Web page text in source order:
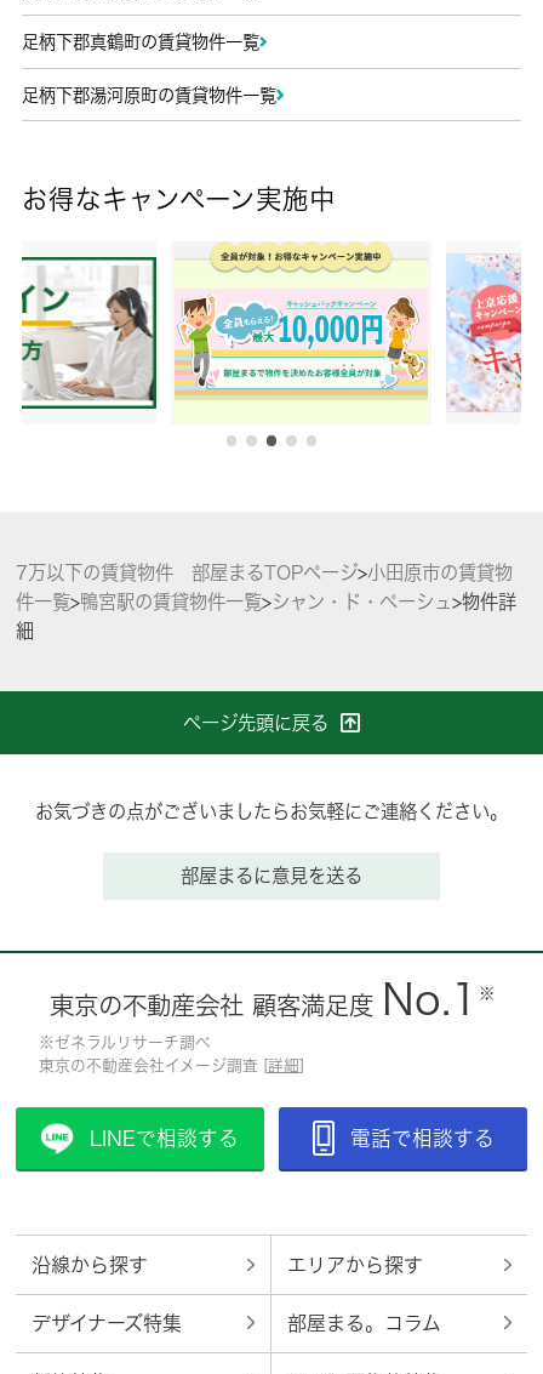
足柄下郡真鶴町の賃貸物件一覧
足柄下郡湯河原町の賃貸物件一覧
お得なキャンペーン実施中
7万以下の賃貸物件 部屋まるTOPページ>小田原市の賃貸物
件一覧>鴨宮駅の賃貸物件一覧>シャン・ド・ペーシュ >物件詳
細
ページ先頭に戻る
お気づきの点がございましたらお気軽にご連絡ください。
部屋まるに意見を送る
東京の不動産会社 顧客満足度 No.1 ※
※ゼネラルリサーチ調べ
東京の不動産会社イメージ調査 [詳細]
LINEで相談する 電話で相談する
沿線から探す エリアから探す
デザイナーズ特集 部屋まる。コラム